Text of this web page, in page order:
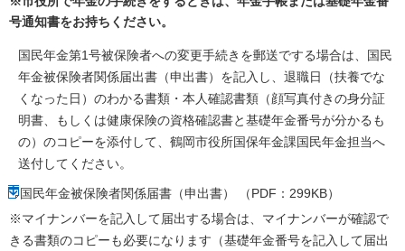
号通知書をお持ちください。
国民年金第1号被保険者への変更手続きを郵送でする場合は、国民
年金被保険者関係届出書（申出書）を記入し、退職日（扶養でな
くなった日）のわかる書類・本人確認書類（顔写真付きの身分証
明書、もしくは健康保険の資格確認書と基礎年金番号が分かるも
の）のコピーを添付して、鶴岡市役所国保年金課国民年金担当へ
送付してください。
国民年金被保険者関係届書（申出書） （PDF：299KB）
※マイナンバーを記入して届出する場合は、マイナンバーが確認で
きる書類のコピーも必要になります（基礎年金番号を記入して届出